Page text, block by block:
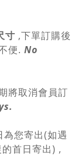
寸 ,下單訂購後
便. No
將取消會員訂
您寄出(如遇
首日寄出) ,